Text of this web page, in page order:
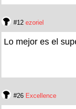
#12 ezoriel
Lo mejor es el
#26 Excellence